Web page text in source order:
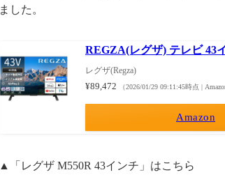
ました。
REGZA(レグザ) テレビ 43
レグザ(Regza)
¥89,472 （2026/01/29 09:11:45時点 |
Amazon
▲「レグザ M550R 43インチ」はこちら